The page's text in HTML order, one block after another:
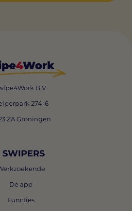
B.V.
274-6
ZA Groningen
SWIPERS
De app
Functies